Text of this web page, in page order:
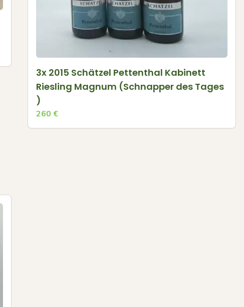
3x 2015 Schätzel Pettenthal Kabinett
Riesling Magnum (Schnapper des Tages
)
260 €